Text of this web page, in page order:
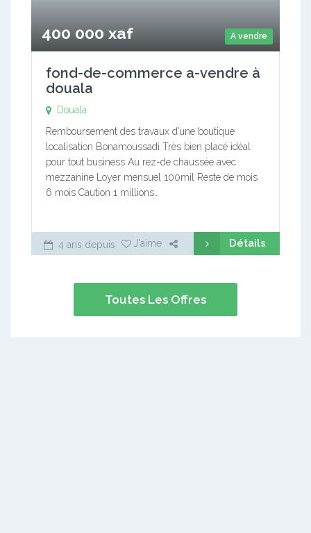
A vendre
400 000 xaf
fond-de-commerce a-vendre à
douala
Douala
Remboursement des travaux d’une boutique
localisation Bonamoussadi Très bien placé idéal
pour tout business Au rez-de chaussée avec
mezzanine Loyer mensuel 100mil Reste de mois
6 mois Caution 1 millions…
4 ans depuis J'aime Détails
Toutes Les Offres